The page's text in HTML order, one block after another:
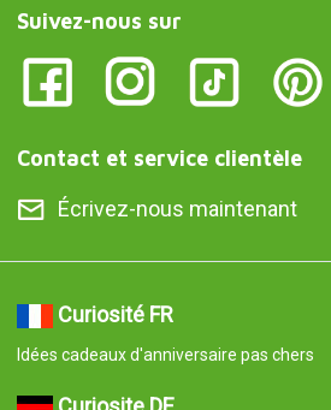
Suivez-nous sur
Contact et service clientèle
Écrivez-nous maintenant
Curiosité FR
Idées cadeaux d'anniversaire pas chers